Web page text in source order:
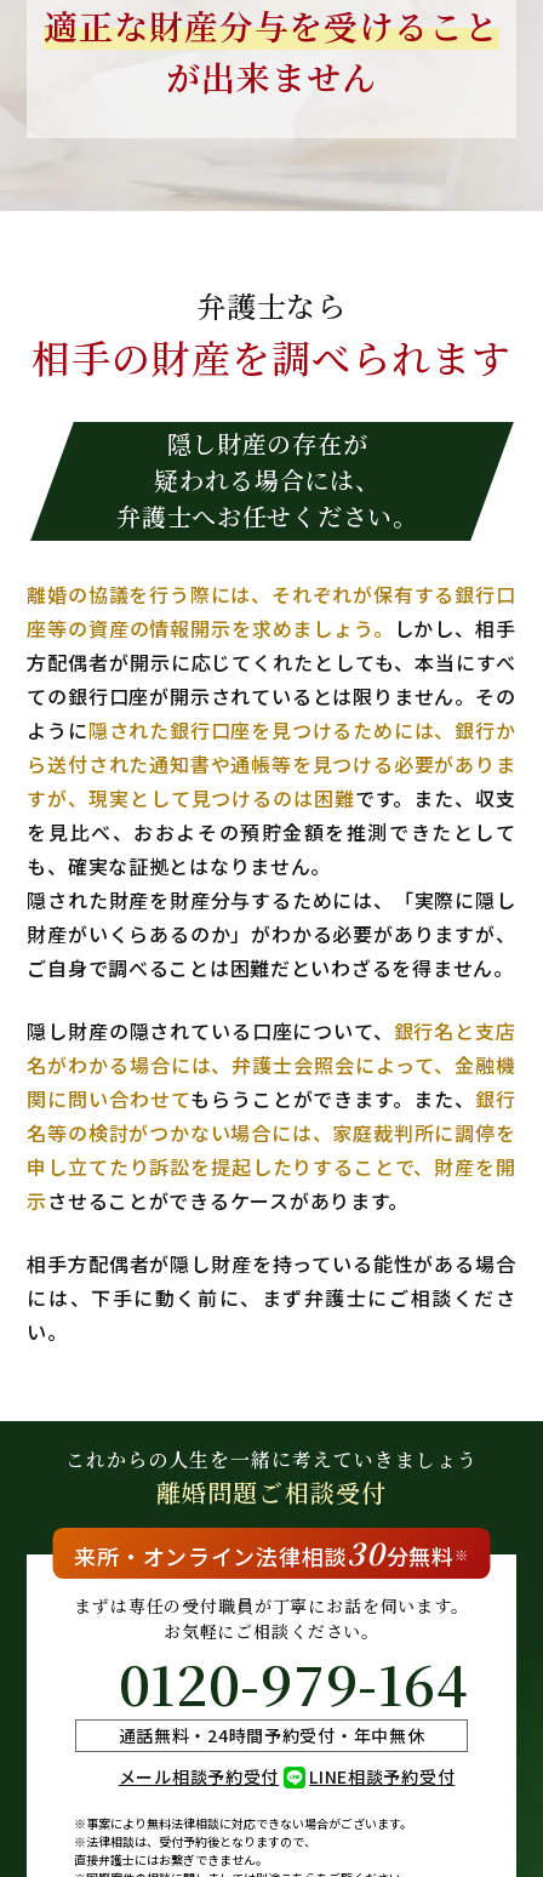
適正な財産分与を受けること
が出来ません
弁護士なら
相手の財産を調べられます
隠し財産の存在が
疑われる場合には、
弁護士へお任せください。
離婚の協議を行う際には、それぞれが保有する銀行口
座等の資産の情報開示を求めましょう。
しかし、相手
方配偶者が開示に応じてくれたとしても、本当にすべ
ての銀行口座が開示されているとは限りません。その
ように隠された銀行口座を見つけるためには、銀行か
ら送付された通知書や通帳等を見つける必要がありま
すが、現実として見つけるのは困難です。また、収支
を見比べ、おおよその預貯金額を推測できたとして
も、確実な証拠とはなりません。
隠された財産を財産分与するためには、「実際に隠し
財産がいくらあるのか」がわかる必要がありますが、
ご自身で調べることは困難だといわざるを得ません。
隠し財産の隠されている口座について、 銀行名と支店
名がわかる場合には、弁護士会照会によって、金融機
関に問い合わせてもらうことができます。また、 銀行
名等の検討がつかない場合には、家庭裁判所に調停を
申し立てたり訴訟を提起したりすることで、財産を開
示させることができるケースがあります。
相手方配偶者が隠し財産を持っている能性がある場合
には、下手に動く前に、まず弁護士にご相談くださ
い。
これからの人生を一緒に考えていきましょう
離婚問題ご相談受付
来所・ オンライン法律相談30分無料※
まずは専任の受付職員が丁寧にお話を伺います。
お気軽にご相談ください。
0120-979-164
通話無料・24時間予約受付・年中無休
メール相談予約受付
LINE相談予約受付
※事案により無料法律相談に対応できない場合がございます。
※法律相談は、受付予約後となりますので、
直接弁護士にはお繋ぎできません。